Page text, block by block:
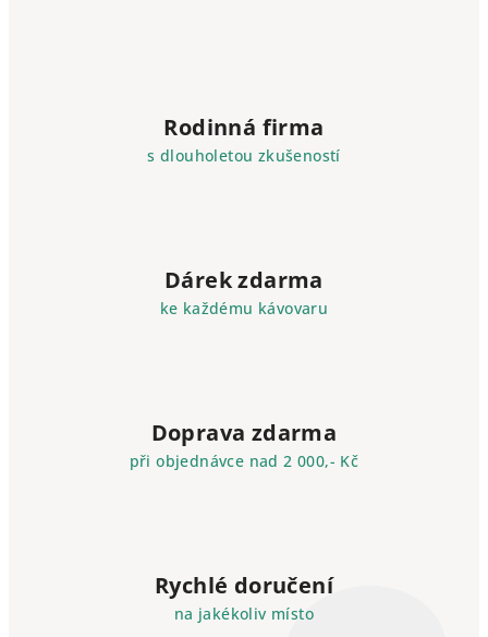
Rodinná firma
s dlouholetou zkušeností
Dárek zdarma
ke každému kávovaru
Doprava zdarma
při objednávce nad 2 000,- Kč
Rychlé doručení
na jakékoliv místo